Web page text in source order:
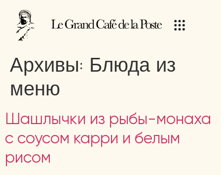
Архивы: Блюда из
меню
Шашлычки из рыбы-монаха
с соусом карри и белым
рисом